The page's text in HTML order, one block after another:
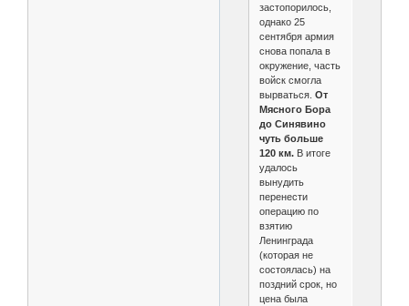
застопорилось,
однако 25
сентября армия
снова попала в
окружение, часть
войск смогла
вырваться. От
Мясного Бора
до Синявино
чуть больше
120 км.В итоге
удалось
вынудить
перенести
операцию по
взятию
Ленинграда
(которая не
состоялась) на
поздний срок, но
цена была